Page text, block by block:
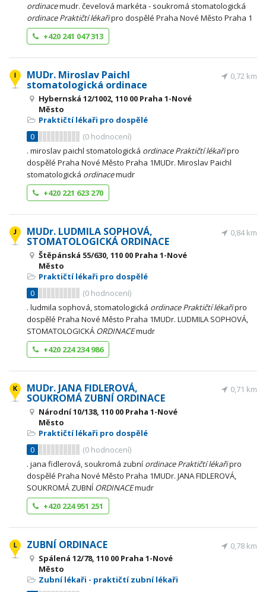
ordinacemudr. čevelová markéta - soukromá stomatologická
ordinace Praktičtí lékařipro dospělé Praha Nové Město Praha 1
+420 241 047 313
MUDr. Miroslav Paichl
stomatologická ordinace
Hybernská 12/1002, 110 00 Praha 1-Nové
Město
Praktičtí lékaři pro dospělé
0
(0 hodnocení)
0,72 km
. miroslav paichl stomatologická ordinace Praktičtí lékařipro
dospělé Praha Nové Město Praha 1MUDr. Miroslav Paichl
stomatologická ordinacemudr
+420 221 623 270
MUDr. LUDMILA SOPHOVÁ,
STOMATOLOGICKÁ ORDINACE
Štěpánská 55/630, 110 00 Praha 1-Nové
Město
Praktičtí lékaři pro dospělé
0
(0 hodnocení)
0,84 km
. ludmila sophová, stomatologická ordinace Praktičtí lékařipro
dospělé Praha Nové Město Praha 1MUDr. LUDMILA SOPHOVÁ,
STOMATOLOGICKÁ ORDINACEmudr
+420 224 234 986
MUDr. JANA FIDLEROVÁ,
SOUKROMÁ ZUBNÍ ORDINACE
Národní 10/138, 110 00 Praha 1-Nové
Město
Praktičtí lékaři pro dospělé
0
(0 hodnocení)
0,71 km
. jana fidlerová, soukromá zubní ordinace Praktičtí lékařipro
dospělé Praha Nové Město Praha 1MUDr. JANA FIDLEROVÁ,
SOUKROMÁ ZUBNÍORDINACEmudr
+420 224 951 251
ZUBNÍ ORDINACE
Spálená 12/78, 110 00 Praha 1-Nové
Město
Zubní lékaři - praktičtí zubní lékaři
0,78 km